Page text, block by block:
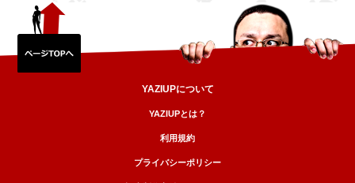
YAZIUPについて
YAZIUPとは？
利用規約
プライバシーポリシー